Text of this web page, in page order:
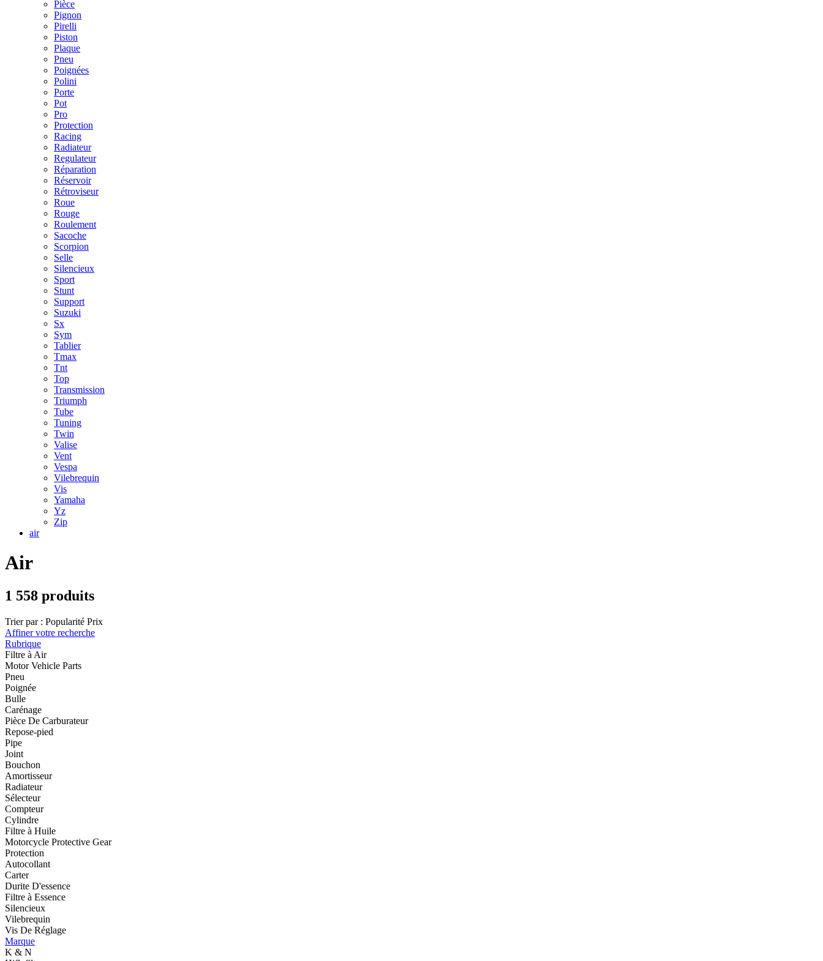
Pièce
Pignon
Pirelli
Piston
Plaque
Pneu
Poignées
Polini
Porte
Pot
Pro
Protection
Racing
Radiateur
Regulateur
Réparation
Réservoir
Rétroviseur
Roue
Rouge
Roulement
Sacoche
Scorpion
Selle
Silencieux
Sport
Stunt
Support
Suzuki
Sx
Sym
Tablier
Tmax
Tnt
Top
Transmission
Triumph
Tube
Tuning
Twin
Valise
Vent
Vespa
Vilebrequin
Vis
Yamaha
Yz
Zip
air
Air
1 558 produits
Trier par : Popularité Prix
Affiner votre recherche
Rubrique
Filtre à Air
Motor Vehicle Parts
Pneu
Poignée
Bulle
Carénage
Pièce De Carburateur
Repose-pied
Pipe
Joint
Bouchon
Amortisseur
Radiateur
Sélecteur
Compteur
Cylindre
Filtre à Huile
Motorcycle Protective Gear
Protection
Autocollant
Carter
Durite D'essence
Filtre à Essence
Silencieux
Vilebrequin
Vis De Réglage
Marque
K & N